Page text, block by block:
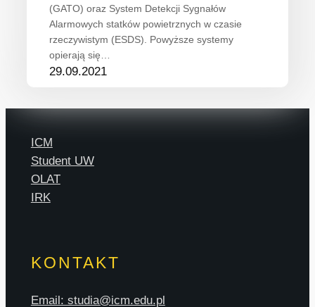
(GATO) oraz System Detekcji Sygnałów
Alarmowych statków powietrznych w czasie
rzeczywistym (ESDS). Powyższe systemy
opierają się…
29.09.2021
ICM
Student UW
OLAT
IRK
KONTAKT
Email: studia@icm.edu.pl